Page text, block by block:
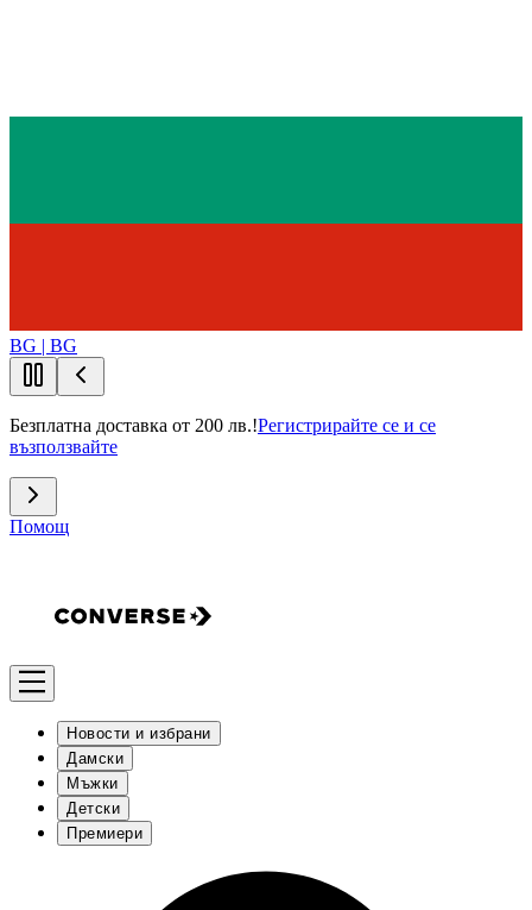
BG | BG
Безплатна доставка от 200 лв.!Регистрирайте се и се
възползвайте
Помощ
Новости и избрани
Дамски
Мъжки
Детски
Премиери